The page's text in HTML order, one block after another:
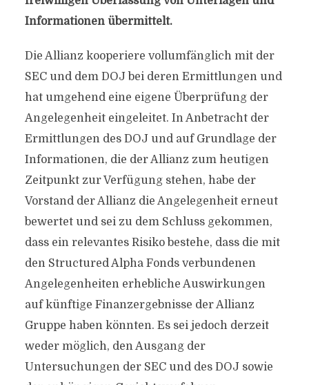
Informationen übermittelt.
Die Allianz kooperiere vollumfänglich mit der
SEC und dem DOJ bei deren Ermittlungen und
hat umgehend eine eigene Überprüfung der
Angelegenheit eingeleitet. In Anbetracht der
Ermittlungen des DOJ und auf Grundlage der
Informationen, die der Allianz zum heutigen
Zeitpunkt zur Verfügung stehen, habe der
Vorstand der Allianz die Angelegenheit erneut
bewertet und sei zu dem Schluss gekommen,
dass ein relevantes Risiko bestehe, dass die mit
den Structured Alpha Fonds verbundenen
Angelegenheiten erhebliche Auswirkungen
auf künftige Finanzergebnisse der Allianz
Gruppe haben könnten. Es sei jedoch derzeit
weder möglich, den Ausgang der
Untersuchungen der SEC und des DOJ sowie